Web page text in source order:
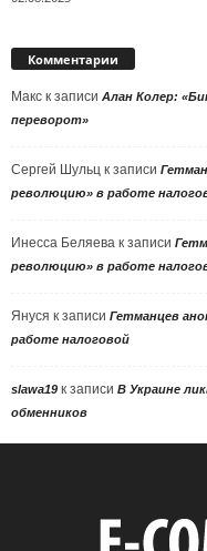
Комментарии
Макс к записи Алан Колер:
переворот»
Сергей Шульц к записи
революцию» в работе
Инесса Беляева к записи
революцию» в работе
Януся к записи Гетманцев
работе налоговой
slawa19 к записи В Украине
обменников